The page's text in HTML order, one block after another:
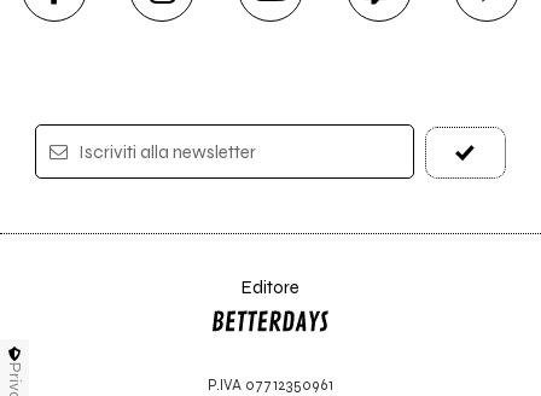
Iscriviti alla newsletter
Editore
P.IVA 07712350961